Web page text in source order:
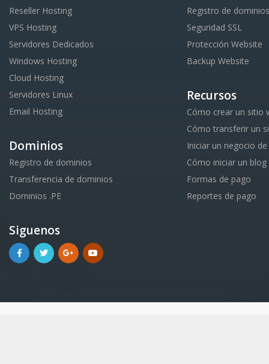
Reseller Hosting
VPS Hosting
Servidores Dedicados
Windows Hosting
Cloud Hosting
Servidores Linux
Email Hosting
Dominios
Registro de dominios
Transferencia de dominios
Dominios .PE
Siguenos
Registro de
Seguridad SSL
Protección Website
Backup Website
Recursos
Cómo crear un sitio
Cómo transferir un
Iniciar un negocio
Cómo iniciar un blog
Formas de pago
Reportes de pago